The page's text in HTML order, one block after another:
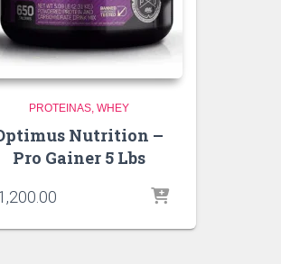
PROTEINAS WHEY
Nutrition –
Pro Gainer 5 Lbs